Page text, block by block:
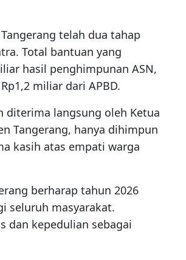
telah dua tahap
Total bantuan yang
hasil penghimpunan ASN,
miliar dari APBD.
diterima langsung oleh Ketua
Tangerang, hanya dihimpun
kasih atas empati warga
berharap tahun 2026
seluruh masyarakat.
dan kepedulian sebagai